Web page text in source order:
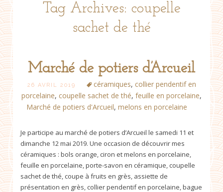
Tag Archives: coupelle
sachet de thé
Marché de potiers d’Arcueil
26 AVRIL 2019 céramiques, collier pendentif en
porcelaine, coupelle sachet de thé, feuille en porcelaine,
Marché de potiers d'Arcueil, melons en porcelaine
Je participe au marché de potiers d’Arcueil le samedi 11 et
dimanche 12 mai 2019. Une occasion de découvrir mes
céramiques : bols orange, ciron et melons en porcelaine,
feuille en porcelaine, porte-savon en céramique, coupelle
sachet de thé, coupe à fruits en grès, assiette de
présentation en grès, collier pendentif en porcelaine, bague